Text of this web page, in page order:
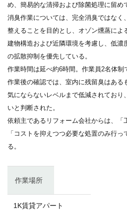
め、簡易的な清掃および除菌処理に留め
消臭作業については、完全消臭ではなく
整えることを目的とし、オゾン燻蒸によ
建物構造および近隣環境を考慮し、低濃
の拡散抑制を優先している。
作業時間は延べ約6時間。作業員2名体制
作業後の確認では、室内に残留臭はある
気にならないレベルまで低減されており
いと判断された。
依頼主であるリフォーム会社からは、「
「コストを抑えつつ必要な処置のみ行
る。
作業場所
1K賃貸アパート